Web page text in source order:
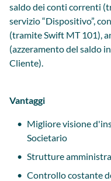
saldo dei conti correnti
servizio “Dispositivo”,
(tramite Swift MT 101),
(azzeramento del saldo
Cliente).
Vantaggi
Migliore visione
Societario
Strutture
Controllo costante